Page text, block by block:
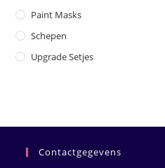
Paint Masks
Schepen
Upgrade Setjes
Contactgegevens